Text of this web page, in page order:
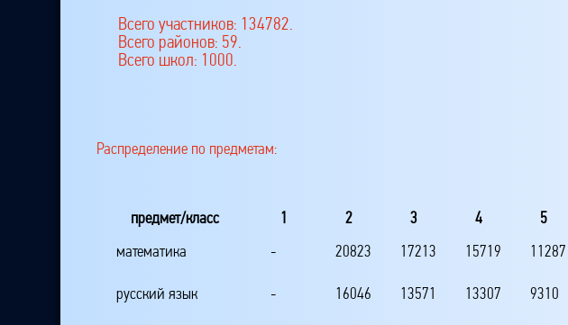
Всего участников: 134782.
Всего районов: 59.
Всего школ: 1000.
Распределение по предметам:
предмет/класс 1 2 3 4 5
математика
- 20823 17213 15719 11287
русский язык - 16046 13571 13307 9310